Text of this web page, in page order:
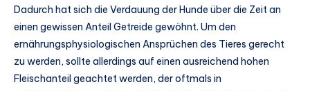
Dadurch hat sich die Verdauung der Hunde über die Zeit an
einen gewissen Anteil Getreide gewöhnt. Um den
ernährungsphysiologischen Ansprüchen des Tieres gerecht
zu werden, sollte allerdings auf einen ausreichend hohen
Fleischanteil geachtet werden, der oftmals in